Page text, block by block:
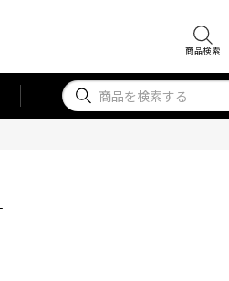
商品検索